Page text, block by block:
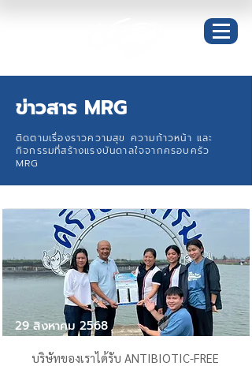
ข่าวสาร MRG
ติดตามเรื่องราวความสุข ความก้าวหน้า และ
กิจกรรมที่สร้างแรงบันดาลใจจากครอบครัว
MRG
29 สิงหาคม 2568
บริษัทของเราได้รับ ANTIBIOTIC-FREE